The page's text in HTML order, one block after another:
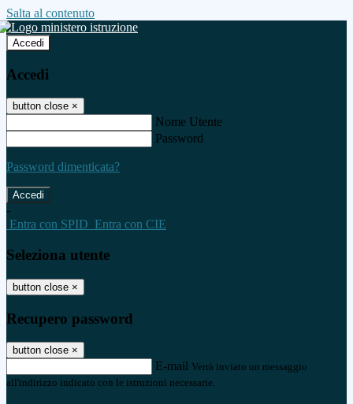
Salta al contenuto
Accedi
Accedi
button close ×
Nome Utente
Password
Password dimenticata?
-
Entra con SPID Entra con CIE
Seleziona utente
button close ×
Recupero password
button close ×
E-mail Verrà inviato un messaggio
all'indirizzo indicato con le istruzioni necessarie.